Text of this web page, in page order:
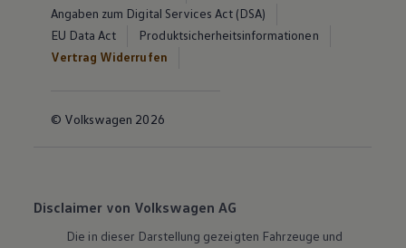
Angaben zum Digital Services Act (DSA)
EU Data Act
Produktsicherheitsinformationen
Vertrag Widerrufen
© Volkswagen 2026
Disclaimer von Volkswagen AG
Die in dieser Darstellung gezeigten Fahrzeuge und